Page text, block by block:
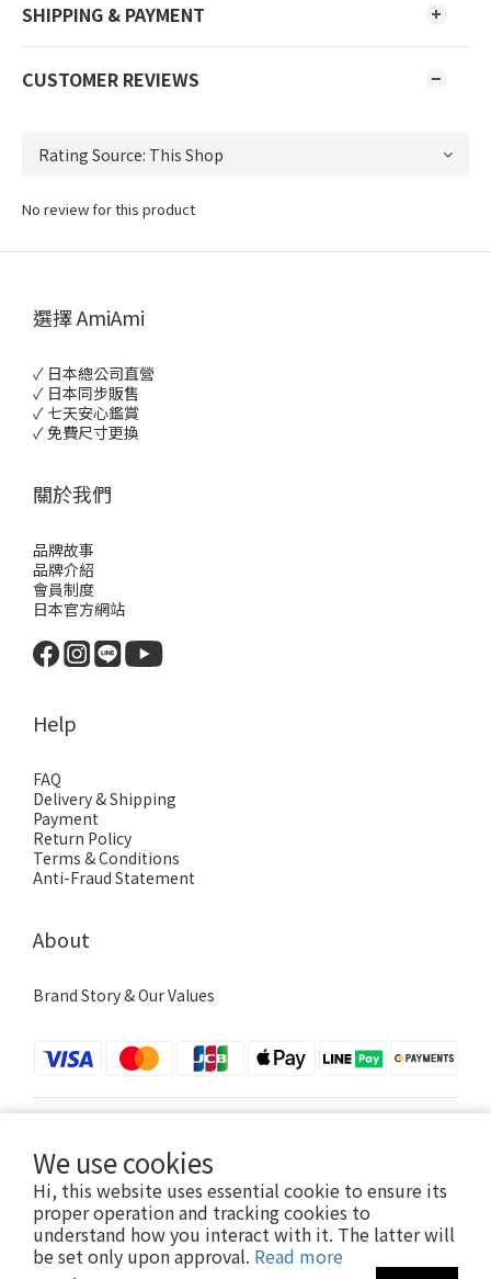
We use cookies
Hi, this website uses essential cookie to ensure its
proper operation and tracking cookies to
understand how you interact with it. The latter will
be set only upon approval. Read more
SHIPPING & PAYMENT
CUSTOMER REVIEWS
No review for this product
選擇 AmiAmi
✓ 日本總公司直營
✓ 日本同步販售
✓ 七天安心鑑賞
✓ 免費尺寸更換
關於我們
品牌故事
品牌介紹
會員制度
日本官方網站
Help
FAQ
Delivery & Shipping
Payment
Return Policy
Terms & Conditions
Anti-Fraud Statement
About
Brand Story & Our Values
© 2026 AmiAmi Taiwan. All Rights Reserved.